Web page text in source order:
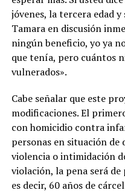
jóvenes, la tercera edad
Tamara en discusión
ningún beneficio, yo ya
que tenía, pero cuántos
vulnerados».
Cabe señalar que este
modificaciones. El
con homicidio contra
personas en situación de
violencia o intimidación
violación, la pena será
es decir, 60 años de